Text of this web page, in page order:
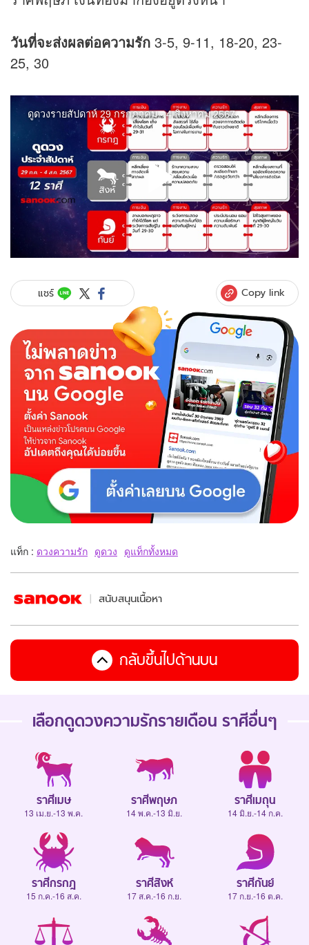
วันที่จะส่งผลต่อความรัก 3-5, 9-11, 18-20, 23-
25, 30
แชร์ Copy link
แท็ก : ดวงความรัก ดูดวง ดูแท็กทั้งหมด
สนับสนุนเนื้อหา
กลับขึ้นไปด้านบน
เลือกดูดวงความรักรายเดือน ราศีอื่นๆ
ราศีเมษ
13 เม.ย.-13 พ.ค.
ราศีพฤษภ
14 พ.ค.-13 มิ.ย.
ราศีเมถุน
14 มิ.ย.-14 ก.ค.
ราศีกรกฎ
15 ก.ค.-16 ส.ค.
ราศีสิงห์
17 ส.ค.-16 ก.ย.
ราศีกันย์
17 ก.ย.-16 ต.ค.